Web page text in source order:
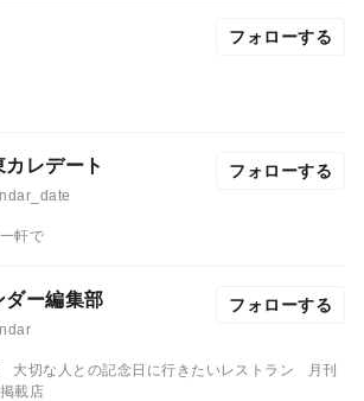
フォローする
カレデート フォローする
軒で
ダー編集部 フォローする
大切な人との記念日に行きたいレストラン
月刊
載店